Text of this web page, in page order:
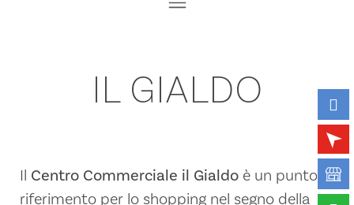
IL GIALDO
Il Centro Commerciale il Gialdo è un punto di
riferimento per lo shopping nel segno della